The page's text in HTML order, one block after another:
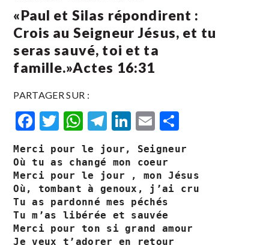
«Paul et Silas répondirent :
Crois au Seigneur Jésus, et tu
seras sauvé, toi et ta
famille.»Actes‬ ‭16:31‬
PARTAGER SUR :
Facebook
Twitter
WhatsApp
Telegram
LinkedIn
Email
Merci pour le jour, Seigneur
Où tu as changé mon coeur
Merci pour le jour , mon Jésus
Où, tombant à genoux, j’ai cru
Tu as pardonné mes péchés
Tu m’as libérée et sauvée
Merci pour ton si grand amour
Je veux t’adorer en retour